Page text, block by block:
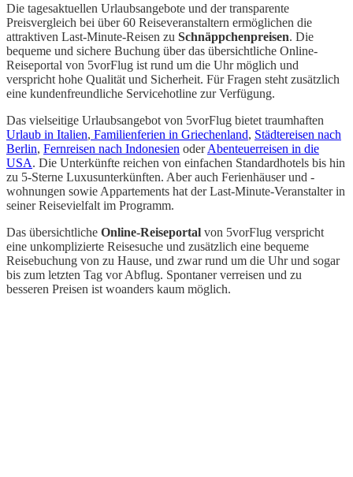
Die tagesaktuellen Urlaubsangebote und der transparente
Preisvergleich bei über 60 Reiseveranstaltern ermöglichen die
attraktiven Last-Minute-Reisen zu Schnäppchenpreisen. Die
bequeme und sichere Buchung über das übersichtliche Online-
Reiseportal von 5vorFlug ist rund um die Uhr möglich und
verspricht hohe Qualität und Sicherheit. Für Fragen steht zusätzlich
eine kundenfreundliche Servicehotline zur Verfügung.
Das vielseitige Urlaubsangebot von 5vorFlug bietet traumhaften
Urlaub in Italien, Familienferien in Griechenland, Städtereisen nach
Berlin, Fernreisen nach Indonesien oderAbenteuerreisen in die
USA. Die Unterkünfte reichen von einfachen Standardhotels bis hin
zu 5-Sterne Luxusunterkünften. Aber auch Ferienhäuser und -
wohnungen sowie Appartements hat der Last-Minute-Veranstalter in
seiner Reisevielfalt im Programm.
Das übersichtliche Online-Reiseportal von 5vorFlug verspricht
eine unkomplizierte Reisesuche und zusätzlich eine bequeme
Reisebuchung von zu Hause, und zwar rund um die Uhr und sogar
bis zum letzten Tag vor Abflug. Spontaner verreisen und zu
besseren Preisen ist woanders kaum möglich.